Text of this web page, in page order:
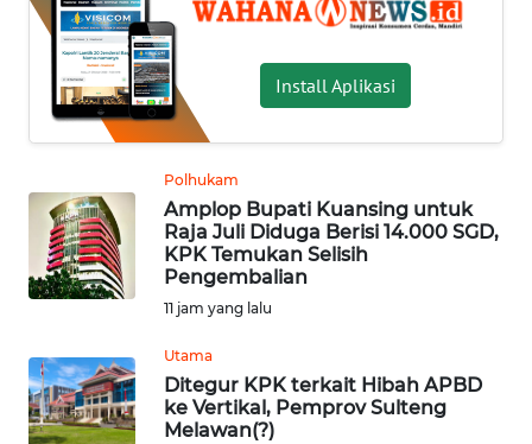
Install Aplikasi
Polhukam
Amplop Bupati Kuansing untuk
Raja Juli Diduga Berisi 14.000 SGD,
KPK Temukan Selisih
Pengembalian
11 jam yang lalu
Utama
Ditegur KPK terkait Hibah APBD
ke Vertikal, Pemprov Sulteng
Melawan(?)
SERBI
PERISTIWA
TOKOH
OPINI
OPINI
INDEKS
BERITA